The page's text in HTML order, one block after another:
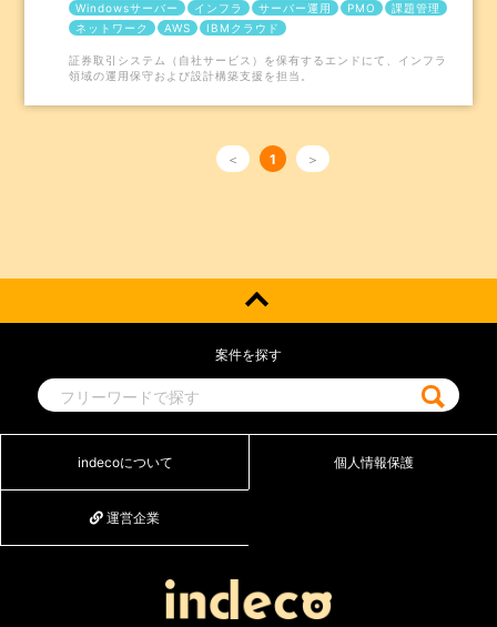
Windowsサーバー
インフラ サーバー運用 PMO
課題管理
ネットワーク
AWS IBMクラウド
証券取引システム（自社サービス）を保有するエンドにて、インフラ
領域の運用保守および設計構築支援を担当。
＜ 1 ＞
案件を探す
indecoについて 個人情報保護
運営企業